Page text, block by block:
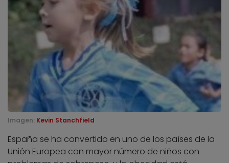
Imagen: Kevin Stanchfield
España se ha convertido en uno de los países de la
Unión Europea con mayor número de niños con